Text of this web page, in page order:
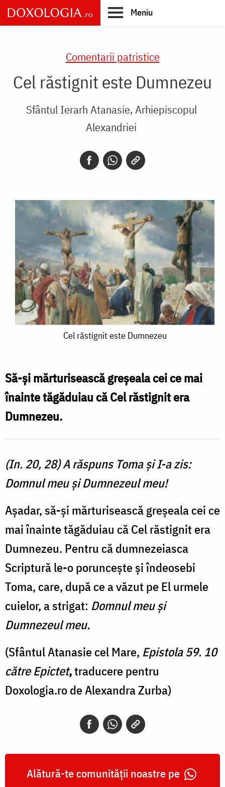
Skip
to
main
Meniu
Comentarii patristice
Cel răstignit este Dumnezeu
Sfântul Ierarh Atanasie, Arhiepiscopul
Alexandriei
este
Dumnezeu
Cel răstignit este Dumnezeu
Să-și mărturisească greșeala cei ce mai
înainte tăgăduiau că Cel răstignit era
Dumnezeu.
(In. 20, 28) A răspuns Toma şi I-a zis:
Domnul meu şi Dumnezeul meu!
Așadar, să-și mărturisească greșeala cei ce
mai înainte tăgăduiau că Cel răstignit era
Dumnezeu. Pentru că dumnezeiasca
Scriptură le-o porunceşte şi îndeosebi
Toma, care, după ce a văzut pe El urmele
cuielor, a strigat: Domnul meu şi
Dumnezeul meu.
(Sfântul Atanasie cel Mare, Epistola 59. 10
către Epictet,traducere pentru
Doxologia.ro de Alexandra Zurba)
Alătură-te comunității noastre pe